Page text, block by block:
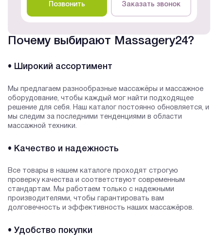
Позвонить Заказать звонок
Почему выбирают Massagery24?
• Широкий ассортимент
Мы предлагаем разнообразные массажёры и массажное
оборудование, чтобы каждый мог найти подходящее
решение для себя. Наш каталог постоянно обновляется, и
мы следим за последними тенденциями в области
массажной техники.
• Качество и надежность
Все товары в нашем каталоге проходят строгую
проверку качества и соответствуют современным
стандартам. Мы работаем только с надежными
производителями, чтобы гарантировать вам
долговечность и эффективность наших массажёров.
• Удобство покупки